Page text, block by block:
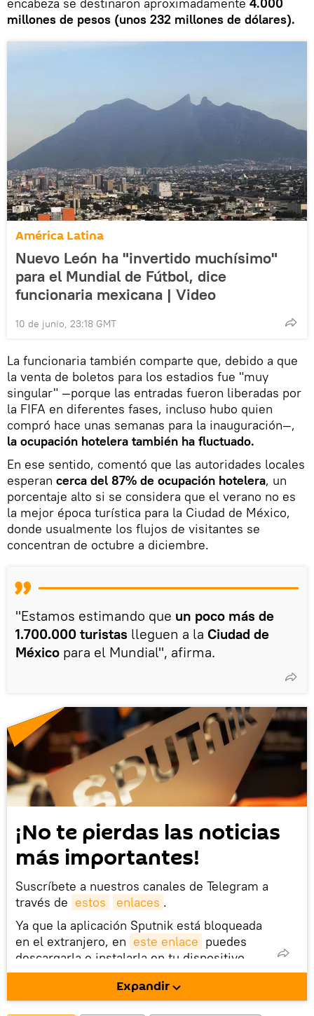
millones de pesos (unos 232 millones de dólares).
América Latina
Nuevo León ha "invertido muchísimo"
para el Mundial de Fútbol, dice
funcionaria mexicana | Video
10 de junio, 23:18 GMT
La funcionaria también comparte que, debido a que
la venta de boletos para los estadios fue "muy
singular" —porque las entradas fueron liberadas por
la FIFA en diferentes fases, incluso hubo quien
compró hace unas semanas para la inauguración—,
la ocupación hotelera también ha fluctuado.
En ese sentido, comentó que las autoridades locales
esperan cerca del 87% de ocupación hotelera, un
porcentaje alto si se considera que el verano no es
la mejor época turística para la Ciudad de México,
donde usualmente los flujos de visitantes se
concentran de octubre a diciembre.
"Estamos estimando que un poco más de
1.700.000 turistas lleguen a la Ciudad de
México para el Mundial", afirma.
¡No te pierdas las noticias
más importantes!
Suscríbete a nuestros canales de Telegram a
través de estos enlaces .
Ya que la aplicación Sputnik está bloqueada
en el extranjero, en este enlace puedes
descargarla e instalarla en tu dispositivo
móvil (¡solo para Android!).
Expandir